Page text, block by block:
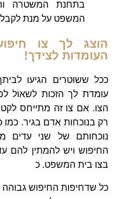
בתחנת המשטרה
המשפט על מנת
הוצג לך צו
העומדות לצידך!
ככל ששוטרים הגיעו
עומדת לך הזכות לשאול
הצו. אם צו זה מתייחס
רק בנוכחות אדם בגיר. כמו
נוכחותם של שני עדים
החיפוש ויש להמתין להם
בצו בית המשפט. כ
כל שדחיפות החיפוש גבוהה